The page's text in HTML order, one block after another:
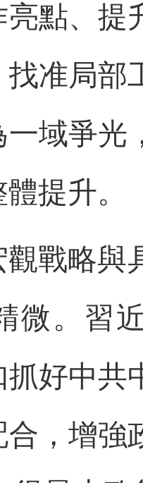
點、提
准局部
域爭光
提升。
觀戰略與
微。習
好中共
，增強